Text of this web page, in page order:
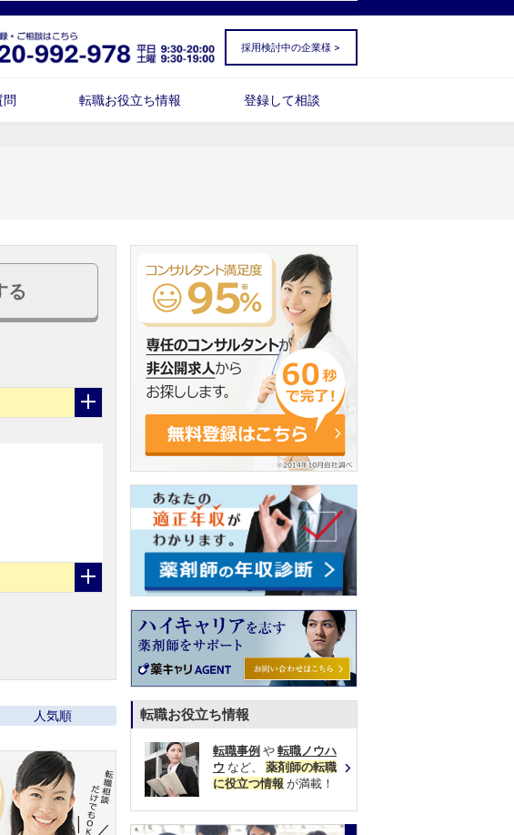
採用検討中の企業様 >
転職お役立ち情報 登録して相談
る
人気順 転職お役立ち情報
転職事例 や 転職ノウハ
ウ など、 薬剤師の転職
に役立つ情報 が満載！